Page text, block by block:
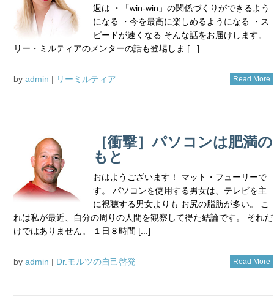
週は ・「win-win」の関係づくりができるよう
になる ・今を最高に楽しめるようになる ・ス
ピードが速くなる そんな話をお届けします。
リー・ミルティアのメンターの話も登場しま [...]
by admin | リーミルティア Read More
［衝撃］パソコンは肥満の
もと
おはようございます！ マット・フューリーで
す。 パソコンを使用する男女は、テレビを主
に視聴する男女よりも お尻の脂肪が多い。 こ
れは私が最近、自分の周りの人間を観察して得た結論です。 それだ
けではありません。 １日８時間 [...]
by admin | Dr.モルツの自己啓発 Read More